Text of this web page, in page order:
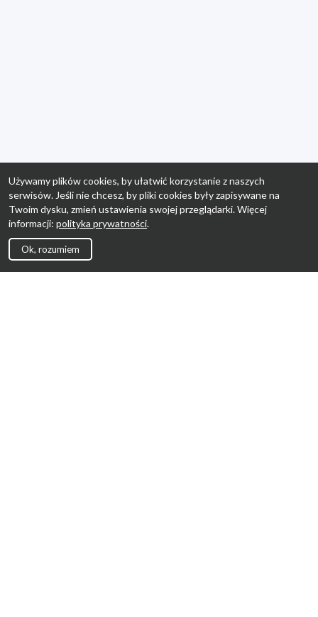
Używamy plików cookies, by ułatwić korzystanie z naszych
serwisów. Jeśli nie chcesz, by pliki cookies były zapisywane na
Twoim dysku, zmień ustawienia swojej przeglądarki. Więcej
informacji: polityka prywatności.
Ok, rozumiem